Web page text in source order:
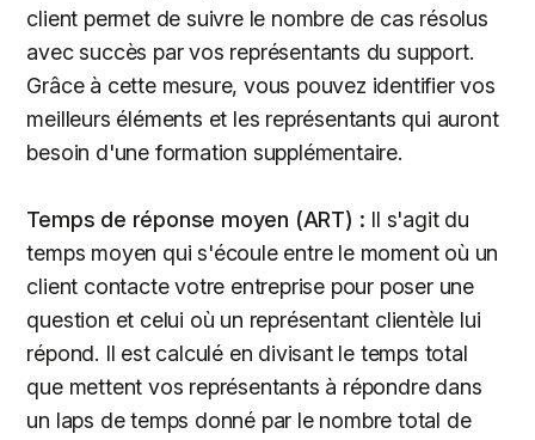
client permet de suivre le nombre de cas résolus
avec succès par vos représentants du support.
Grâce à cette mesure, vous pouvez identifier vos
meilleurs éléments et les représentants qui auront
besoin d'une formation supplémentaire.
Temps de réponse moyen (ART) : Il s'agit du
temps moyen qui s'écoule entre le moment où un
client contacte votre entreprise pour poser une
question et celui où un représentant clientèle lui
répond. Il est calculé en divisant le temps total
que mettent vos représentants à répondre dans
un laps de temps donné par le nombre total de